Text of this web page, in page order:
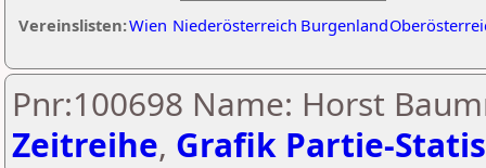
Vereinslisten:Wien Niederösterreich Burgenland
Pnr:100698 Name: Horst
Zeitreihe, Grafik Partie-